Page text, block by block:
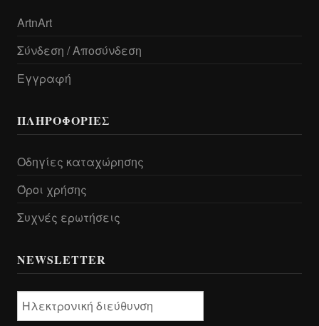
ArtnArt
Σύνδεση / Αποσύνδεση
Εγγραφή
ΠΛΗΡΟΦΟΡΊΕΣ
Οδηγίες καταχώρησης
Όροι χρήσης
Συχνές ερωτήσεις
NEWSLETTER